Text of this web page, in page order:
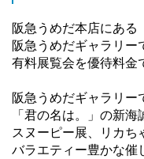
阪急うめだ本店にある
阪急うめだギャラリー
有料展覧会を優待料金
阪急うめだギャラリー
「君の名は。」の新海
スヌーピー展、リカち
バラエティー豊かな催